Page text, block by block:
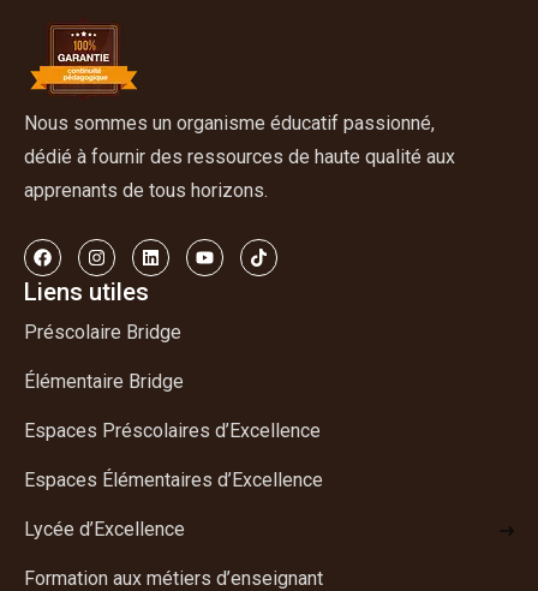
Nous sommes un organisme éducatif passionné,
dédié à fournir des ressources de haute qualité aux
apprenants de tous horizons.
Liens utiles
Préscolaire Bridge
Élémentaire Bridge
Espaces Préscolaires d’Excellence
Espaces Élémentaires d’Excellence
Lycée d’Excellence
Formation aux métiers d’enseignant